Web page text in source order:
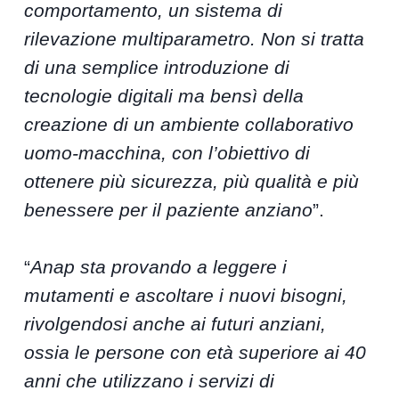
comportamento, un sistema di
rilevazione multiparametro. Non si tratta
di una semplice introduzione di
tecnologie digitali ma bensì della
creazione di un ambiente collaborativo
uomo-macchina, con l’obiettivo di
ottenere più sicurezza, più qualità e più
benessere per il paziente anziano”.
“Anap sta provando a leggere i
mutamenti e ascoltare i nuovi bisogni,
rivolgendosi anche ai futuri anziani,
ossia le persone con età superiore ai 40
anni che utilizzano i servizi di